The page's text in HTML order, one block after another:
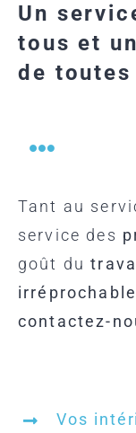
Un
tous et
de
Tant au
service des
goût du
irréprochable
contactez-
Vos